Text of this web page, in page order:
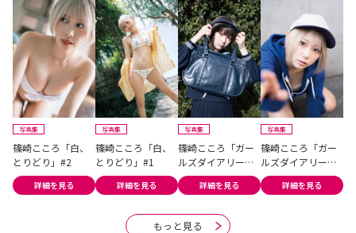
もっと見る
写真集
篠崎こころ「白、
とりどり」#2
詳細を見る
写真集
篠崎こころ「白、
とりどり」#1
詳細を見る
写真集
篠崎こころ「ガー
ルズダイアリー」
#2
詳細を見る
写真集
篠崎こころ「ガー
ルズダイアリー」
#1
詳細を見る